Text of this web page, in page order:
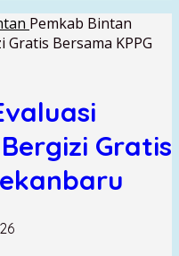
Pemkab Bintan
Bersama KPPG
Gratis